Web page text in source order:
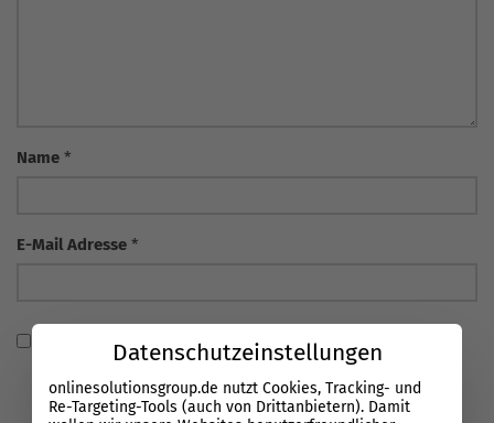
Name *
E-Mail Adresse *
Ich habe die Datenschutzerklärung
gelesen und stimme
zu, dass meine Angaben verarbeitet und gespeichert
werden. Die Einwilligung ist über
Datenschutzeinstellungen
onlinesolutionsgroup.de nutzt Cookies, Tracking- und
Re-Targeting-Tools (auch von Drittanbietern). Damit